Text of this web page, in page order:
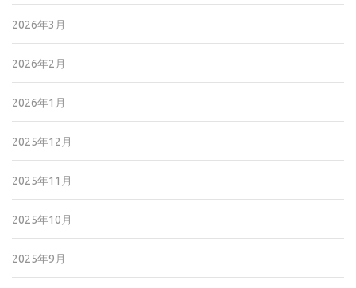
2026年3月
2026年2月
2026年1月
2025年12月
2025年11月
2025年10月
2025年9月